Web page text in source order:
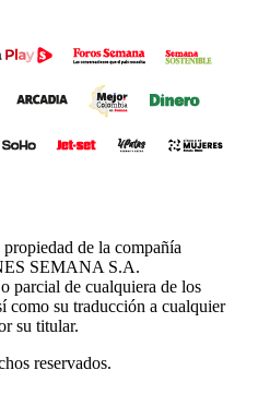
propiedad de la compañía
SEMANA S.A.
parcial de cualquiera de los
como su traducción a cualquier
su titular.
reservados.